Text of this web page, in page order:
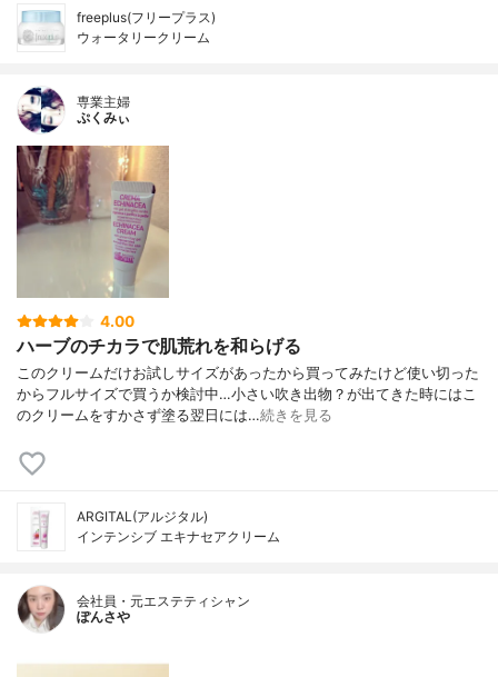
freeplus(フリープラス)
ウォータリークリーム
専業主婦
ぷくみぃ
4.00
ハーブのチカラで肌荒れを和らげる
このクリームだけお試しサイズがあったから買ってみたけど使い切った
からフルサイズで買うか検討中…小さい吹き出物？が出てきた時にはこ
のクリームをすかさず塗る翌日には…続きを見る
ARGITAL(アルジタル)
インテンシブ エキナセアクリーム
会社員・元エステティシャン
ぽんさや